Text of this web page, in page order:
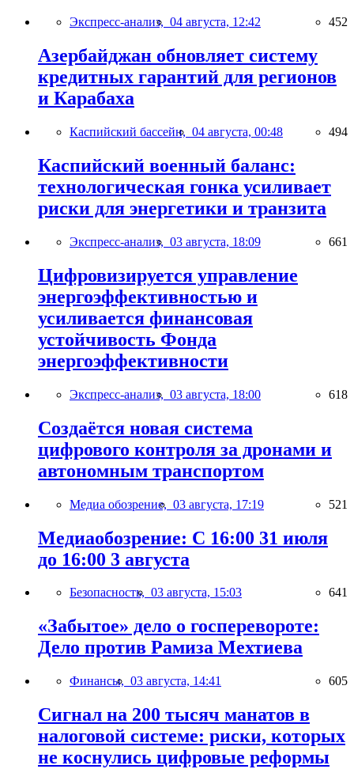
Экспресс-анализ, 04 августа, 12:42 452
Азербайджан обновляет систему
кредитных гарантий для регионов
и Карабаха
Каспийский бассейн, 04 августа, 00:48 494
Каспийский военный баланс:
технологическая гонка усиливает
риски для энергетики и транзита
Экспресс-анализ, 03 августа, 18:09 661
Цифровизируется управление
энергоэффективностью и
усиливается финансовая
устойчивость Фонда
энергоэффективности
Экспресс-анализ, 03 августа, 18:00 618
Создаётся новая система
цифрового контроля за дронами и
автономным транспортом
Медиа обозрение, 03 августа, 17:19 521
Медиаобозрение: С 16:00 31 июля
до 16:00 3 августа
Безопасность, 03 августа, 15:03 641
«Забытое» дело о госперевороте:
Дело против Рамиза Мехтиева
Финансы, 03 августа, 14:41 605
Сигнал на 200 тысяч манатов в
налоговой системе: риски, которых
не коснулись цифровые реформы